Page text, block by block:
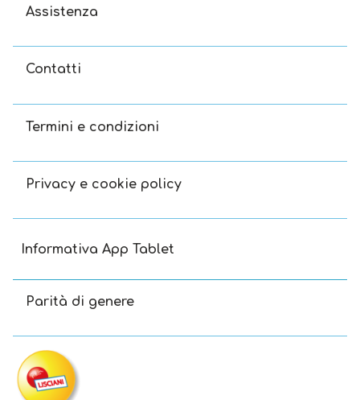
Assistenza
Contatti
Termini e condizioni
Privacy e cookie policy
Informativa App Tablet
Parità di genere